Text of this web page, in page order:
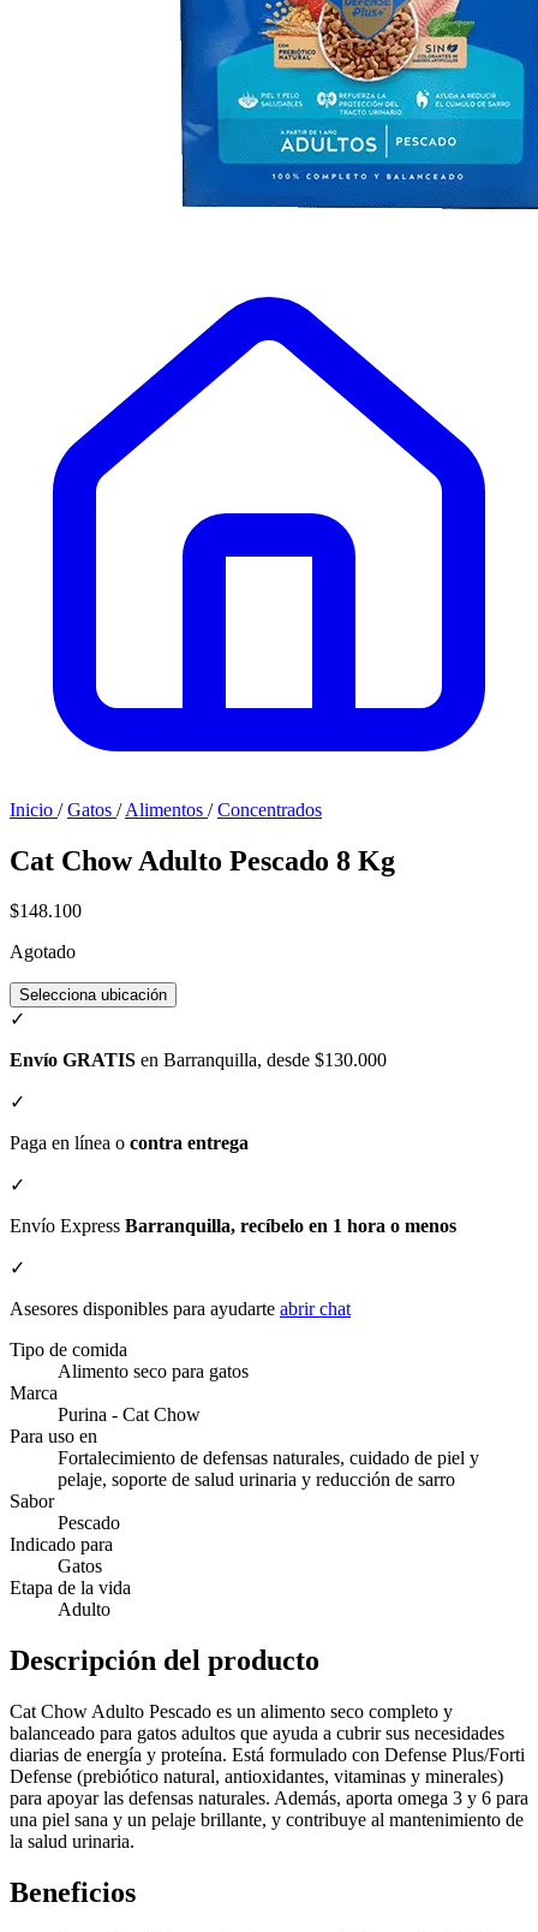
Inicio / Gatos / Alimentos / Concentrados
Cat Chow Adulto Pescado 8 Kg
$148.100
Agotado
Selecciona ubicación
✓
Envío GRATIS en Barranquilla, desde $130.000
✓
Paga en línea o contra entrega
✓
Envío Express Barranquilla, recíbelo en 1 hora o menos
✓
Asesores disponibles para ayudarte abrir chat
Tipo de comida
Alimento seco para gatos
Marca
Purina - Cat Chow
Para uso en
Fortalecimiento de defensas naturales, cuidado de piel y
pelaje, soporte de salud urinaria y reducción de sarro
Sabor
Pescado
Indicado para
Gatos
Etapa de la vida
Adulto
Descripción del producto
Cat Chow Adulto Pescado es un alimento seco completo y
balanceado para gatos adultos que ayuda a cubrir sus necesidades
diarias de energía y proteína. Está formulado con Defense Plus/Forti
Defense (prebiótico natural, antioxidantes, vitaminas y minerales)
para apoyar las defensas naturales. Además, aporta omega 3 y 6 para
una piel sana y un pelaje brillante, y contribuye al mantenimiento de
la salud urinaria.
Beneficios